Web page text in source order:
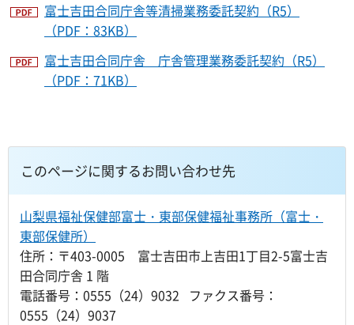
富士吉田合同庁舎等清掃業務委託契約（R5）
（PDF：83KB）
富士吉田合同庁舎 庁舎管理業務委託契約（R5）
（PDF：71KB）
このページに関するお問い合わせ先
山梨県福祉保健部富士・東部保健福祉事務所（富士・
東部保健所）
住所：〒403-0005 富士吉田市上吉田1丁目2-5富士吉
田合同庁舎 1 階
電話番号：0555（24）9032 ファクス番号：
0555（24）9037